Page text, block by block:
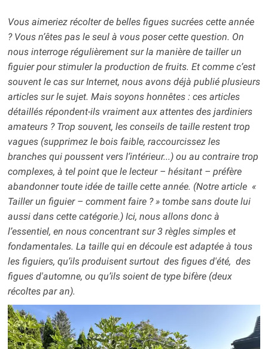
Vous aimeriez récolter de belles figues sucrées cette année
? Vous n’êtes pas le seul à vous poser cette question. On
nous interroge régulièrement sur la manière de tailler un
figuier pour stimuler la production de fruits. Et comme c’est
souvent le cas sur Internet, nous avons déjà publié plusieurs
articles sur le sujet. Mais soyons honnêtes : ces articles
détaillés répondent-ils vraiment aux attentes des jardiniers
amateurs ? Trop souvent, les conseils de taille restent trop
vagues (supprimez le bois faible, raccourcissez les
branches qui poussent vers l’intérieur...) ou au contraire trop
complexes, à tel point que le lecteur – hésitant – préfère
abandonner toute idée de taille cette année. (Notre article «
Tailler un figuier – comment faire ? » tombe sans doute lui
aussi dans cette catégorie.) Ici, nous allons donc à
l’essentiel, en nous concentrant sur 3 règles simples et
fondamentales. La taille qui en découle est adaptée à tous
les figuiers, qu’ils produisent surtout des figues d'été, des
figues d'automne, ou qu’ils soient de type bifère (deux
récoltes par an).